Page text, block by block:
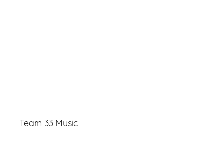
Team 33 Music